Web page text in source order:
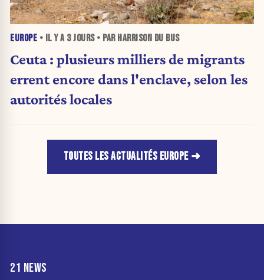
EUROPE • IL Y A 3 JOURS• PAR HARRISON DU BUS
Ceuta : plusieurs milliers de migrants
errent encore dans l'enclave, selon les
autorités locales
TOUTES LES ACTUALITÉS EUROPE
21 NEWS